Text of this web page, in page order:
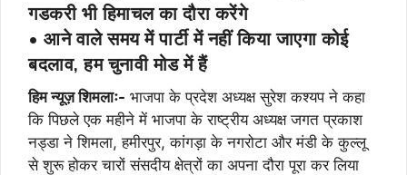
गडकरी भी हिमाचल का दौरा करेंगे
• आने वाले समय में पार्टी में नहीं किया जाएगा कोई
बदलाव, हम चुनावी मोड में हैं
हिम न्यूज़ शिमलाः- भाजपा के प्रदेश अध्यक्ष सुरेश कश्यप ने कहा
कि पिछले एक महीने में भाजपा के राष्ट्रीय अध्यक्ष जगत प्रकाश
नड्डा ने शिमला, हमीरपुर, कांगड़ा के नगरोटा और मंडी के कुल्लू
से शुरू होकर चारों संसदीय क्षेत्रों का अपना दौरा पूरा कर लिया